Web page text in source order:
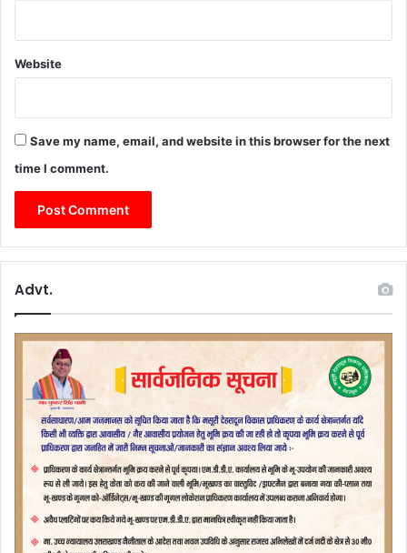
Website
Save my name, email, and website in this browser for the next
time I comment.
Advt.